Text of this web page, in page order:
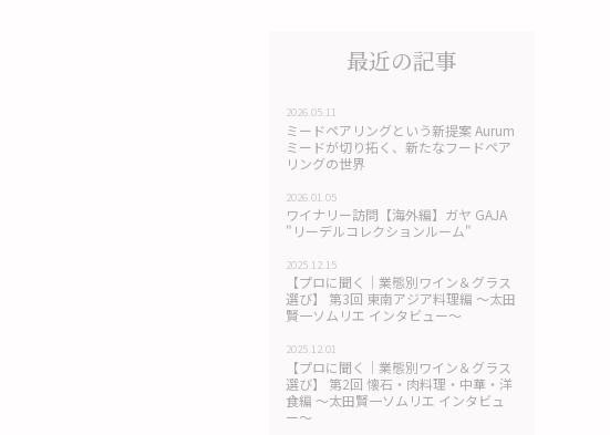
最近の記事
2026.05.11
ミードペアリングという新提案 Aurum
ミードが切り拓く、新たなフードペア
リングの世界
2026.01.05
ワイナリー訪問【海外編】ガヤ GAJA
"リーデルコレクションルーム"
2025.12.15
【プロに聞く｜業態別ワイン＆グラス
選び】 第3回 東南アジア料理編 〜太田
賢一ソムリエ インタビュー〜
2025.12.01
【プロに聞く｜業態別ワイン＆グラス
選び】 第2回 懐石・肉料理・中華・洋
食編 〜太田賢一ソムリエ インタビュ
ー〜